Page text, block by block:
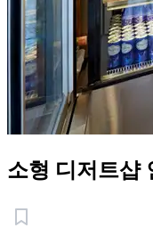
소형 디저트샵